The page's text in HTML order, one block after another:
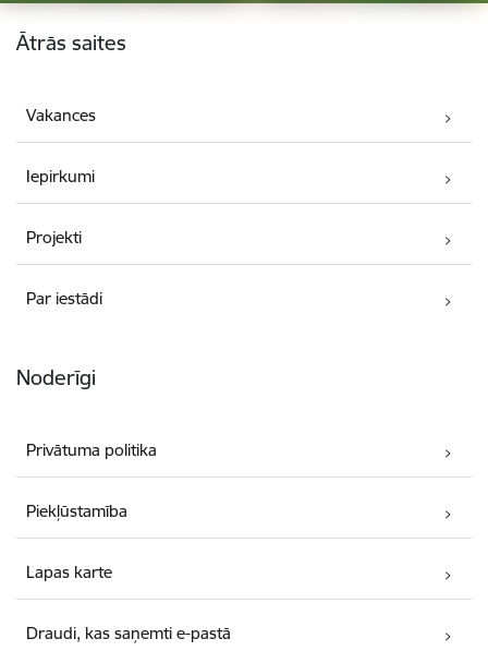
Kājene
Ātrās saites
Vakances
Iepirkumi
Projekti
Par iestādi
Noderīgi
Privātuma politika
Piekļūstamība
Lapas karte
Draudi, kas saņemti e-pastā